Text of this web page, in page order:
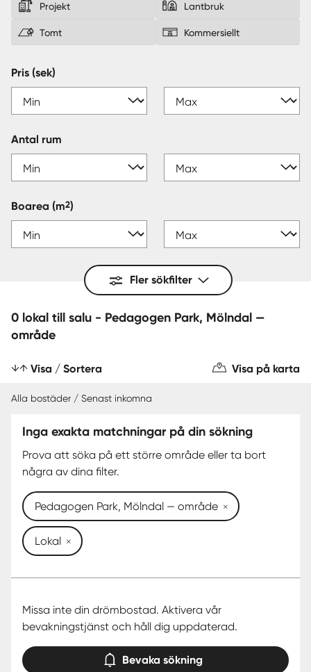
Projekt Lantbruk
Tomt Kommersiellt
Pris (sek)
Antal rum
Boarea (m2)
Fler sökfilter
0 lokal till salu - Pedagogen Park, Mölndal —
område
Visa / Sortera Visa på karta
Alla bostäder / Senast inkomna
Inga exakta matchningar på din sökning
Prova att söka på ett större område eller ta bort
några av dina filter.
Pedagogen Park, Mölndal — område
Lokal
Missa inte din drömbostad. Aktivera vår
bevakningstjänst och håll dig uppdaterad.
Bevaka sökning